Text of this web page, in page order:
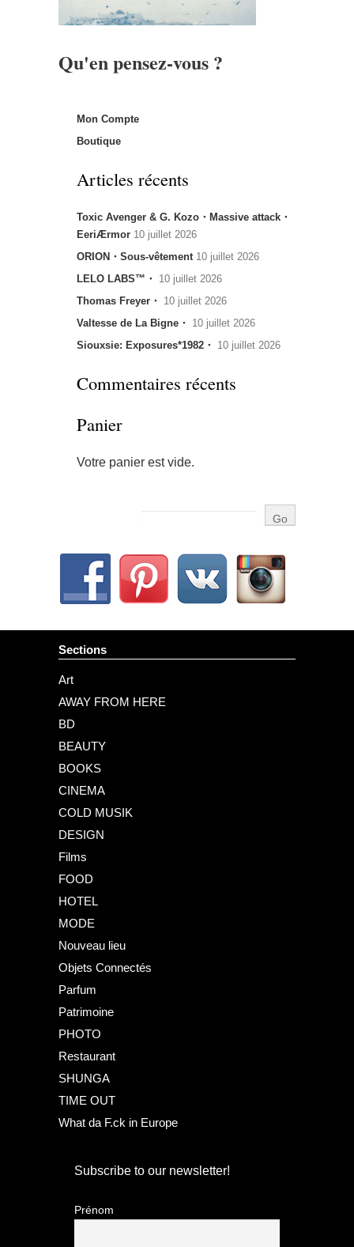
Qu'en pensez-vous ?
Mon Compte
Boutique
Articles récents
Toxic Avenger & G. Kozo・Massive attack・
EeriÆrmor 10 juillet 2026
ORION・Sous-vêtement 10 juillet 2026
LELO LABS™・ 10 juillet 2026
Thomas Freyer・ 10 juillet 2026
Valtesse de La Bigne・ 10 juillet 2026
Siouxsie: Exposures*1982・ 10 juillet 2026
Commentaires récents
Panier
Votre panier est vide.
Sections
Art
AWAY FROM HERE
BD
BEAUTY
BOOKS
CINEMA
COLD MUSIK
DESIGN
Films
FOOD
HOTEL
MODE
Nouveau lieu
Objets Connectés
Parfum
Patrimoine
PHOTO
Restaurant
SHUNGA
TIME OUT
What da F.ck in Europe
Subscribe to our newsletter!
Prénom